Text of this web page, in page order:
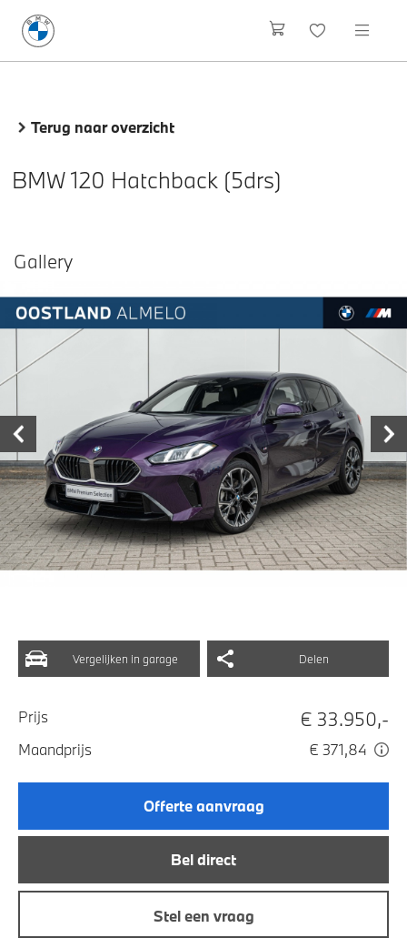
Terug naar overzicht
BMW 120 Hatchback (5drs)
Vergelijken in garage Delen
Prijs € 33.950,-
Maandprijs € 371,84
Offerte aanvraag
Bel direct
Stel een vraag
Gallery